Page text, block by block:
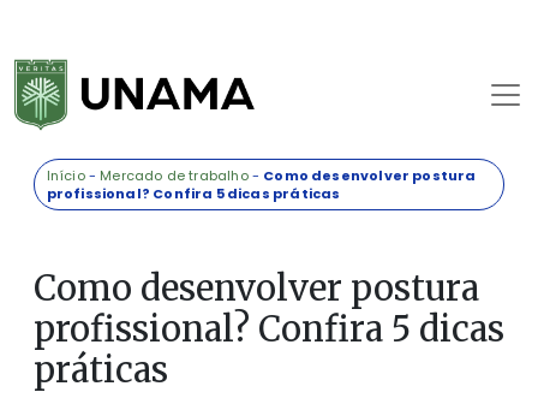
Início- Mercado de trabalho- Como desenvolver postura
profissional? Confira 5 dicas práticas
Como desenvolver postura
profissional? Confira 5 dicas
práticas